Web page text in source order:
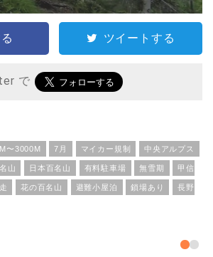
ツイートする
で
〜3000M 7月 マイカー規制 中央アルプス
山 日本百名山 有料駐車場 無雪期 甲信
花の百名山 避難小屋泊 鎖場あり 長野